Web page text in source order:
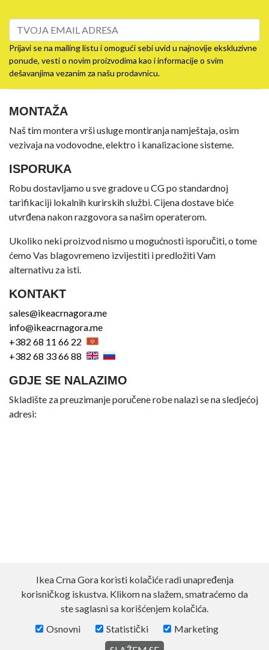
Prijavi se na mailing listu i omogući sebi uvid u najnovije ekskluzivne
ponude, vesti o novim proizvodima kao i informacije o svim
dešavanjima vezanim za našu prodavnicu.
MONTAŽA
Naš tim montera vrši usluge montiranja namještaja, osim
vezivaja na vodovodne, elektro i kanalizacione sisteme.
ISPORUKA
Robu dostavljamo u sve gradove u CG po standardnoj
tarifikaciji lokalnih kurirskih službi. Cijena dostave biće
utvrđena nakon razgovora sa našim operaterom.
Ukoliko neki proizvod nismo u mogućnosti isporučiti, o tome
ćemo Vas blagovremeno izvijestiti i predložiti Vam
alternativu za isti.
KONTAKT
sales@ikeacrnagora.me
info@ikeacrnagora.me
+382 68 11 66 22
+382 68 33 66 88
GDJE SE NALAZIMO
Skladište za preuzimanje poručene robe nalazi se na sledjećoj
adresi:
Ikea Crna Gora koristi kolačiće radi unapređenja
korisničkog iskustva. Klikom na slažem, smatraćemo da
ste saglasni sa korišćenjem kolačića.
Osnovni
Statistički
Marketing